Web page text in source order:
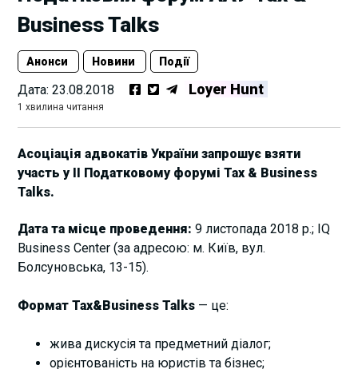
Business Talks
Анонси Новини Події
Дата:23.08.2018 Loyer Hunt
1 хвилина читання
Асоціація адвокатів України запрошує взяти
участь у ІІ Податковому форумі Tax & Business
Talks.
Дата та місце проведення: 9 листопада 2018 р.; IQ
Business Center (за адресою: м. Київ, вул.
Болсуновська, 13-15).
Формат Tax&Business Talks — це:
жива дискусія та предметний діалог;
орієнтованість на юристів та бізнес;